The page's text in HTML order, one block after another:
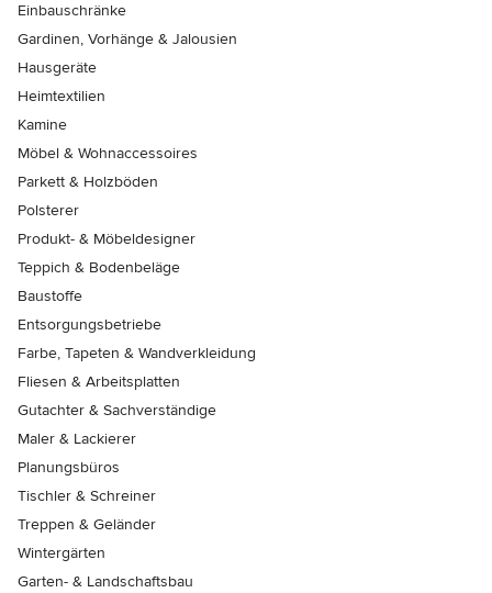
Einbauschränke
Gardinen, Vorhänge & Jalousien
Hausgeräte
Heimtextilien
Kamine
Möbel & Wohnaccessoires
Parkett & Holzböden
Polsterer
Produkt- & Möbeldesigner
Teppich & Bodenbeläge
Baustoffe
Entsorgungsbetriebe
Farbe, Tapeten & Wandverkleidung
Fliesen & Arbeitsplatten
Gutachter & Sachverständige
Maler & Lackierer
Planungsbüros
Tischler & Schreiner
Treppen & Geländer
Wintergärten
Garten- & Landschaftsbau